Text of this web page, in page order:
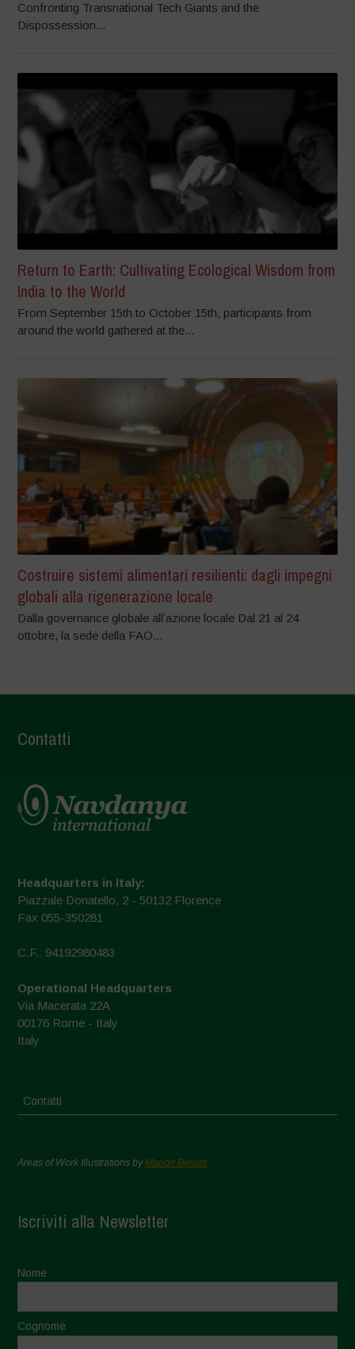
Confronting Transnational Tech Giants and the
Dispossession...
Return to Earth: Cultivating Ecological Wisdom from
India to the World
From September 15th to October 15th, participants from
around the world gathered at the...
Costruire sistemi alimentari resilienti: dagli impegni
globali alla rigenerazione locale
Dalla governance globale all’azione locale Dal 21 al 24
ottobre, la sede della FAO...
Contatti
Headquarters in Italy:
Piazzale Donatello, 2 - 50132 Florence
Fax 055-350281
C.F.: 94192980483
Operational Headquarters
Via Macerata 22A
00176 Rome - Italy
Italy
Contatti
Areas of Work Illustrations byMarion Bessol
Iscriviti alla Newsletter
Nome
Cognome